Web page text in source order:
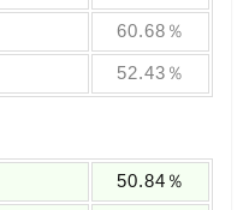
60.68％
52.43％
50.84％